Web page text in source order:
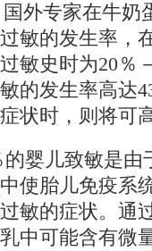
外专家在牛奶
敏的发生率，
敏史时为20％
的发生率高达
状时，则将可
婴儿致敏是
使胎儿免疫系
敏的症状。通
中可能含有微